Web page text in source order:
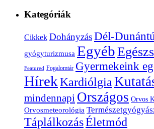
Kategóriák
Cikkek DohányzásDél-
gyógyturizmusa Egyéb
Featured Fogalomtár Gyermekeink
HírekKardiólgia
mindennapi Országos Orvos
Orvosmeteorológia
TáplálkozásÉletmód